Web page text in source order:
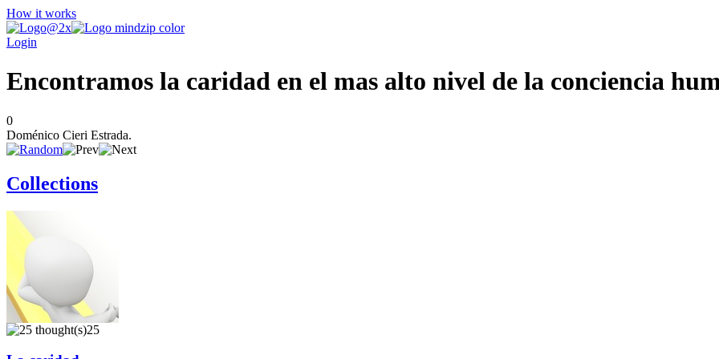
How it works
Login
Encontramos la caridad en el mas alto nivel de la conciencia
0
Doménico Cieri Estrada.
Collections
25